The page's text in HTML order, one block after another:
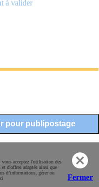
à valider
acceptez l'utilisation des
d'offres adaptés ainsi que
d’informations, gérer ou
Fermer
Générales de Vente